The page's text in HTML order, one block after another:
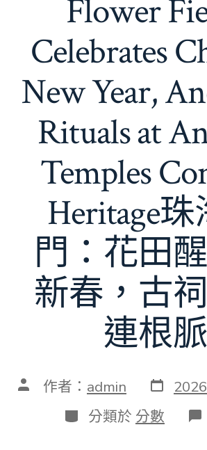
Flower
Celebrates
New Year,
Rituals at
Temples
Heritage
門：花田
新春，古
連根脈
文 作者： admin 發
表
日
期
分
類
分類於 分數